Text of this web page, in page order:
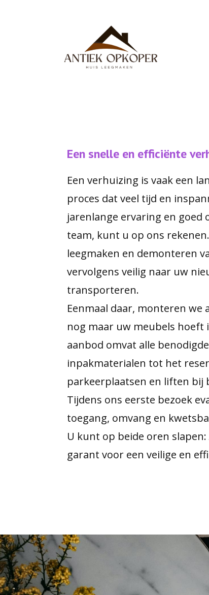
Een snelle en efficiënte
Een verhuizing is vaak een
proces dat veel tijd en
jarenlange ervaring en goed
team, kunt u op ons
leegmaken en demonteren
vervolgens veilig naar uw
transporteren.
Eenmaal daar, monteren we
nog maar uw meubels hoeft
aanbod omvat alle
inpakmaterialen tot het
parkeerplaatsen en liften bij
Tijdens ons eerste bezoek
toegang, omvang en
U kunt op beide oren
garant voor een veilige en